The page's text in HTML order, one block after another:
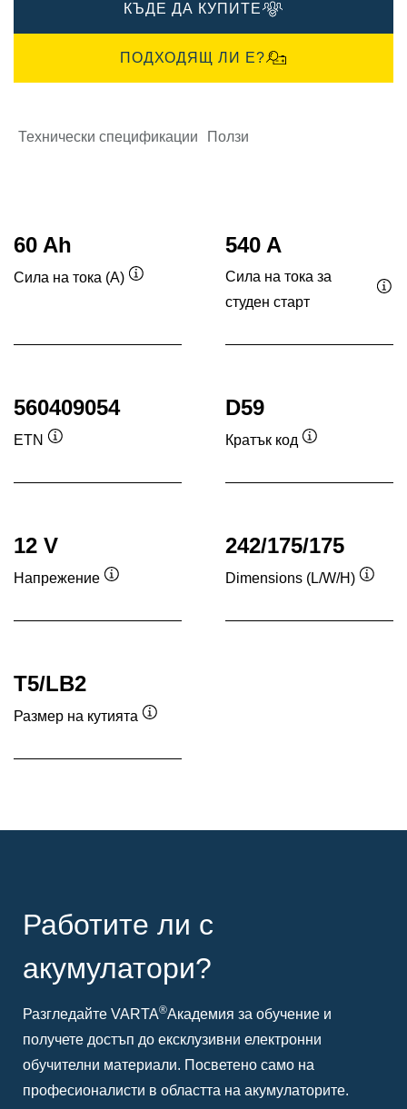
КЪДЕ ДА КУПИТЕ
ПОДХОДЯЩ ЛИ Е?
Технически спецификации Ползи
60 Ah
Сила на тока (A)
540 A
Сила на тока за
студен старт
560409054
ETN
D59
Кратък код
12 V
Напрежение
242/175/175
Dimensions (L/W/H)
T5/LB2
Размер на кутията
Работите ли с
акумулатори?
Разгледайте VARTA®Академия за обучение и
получете достъп до ексклузивни електронни
обучителни материали. Посветено само на
професионалисти в областта на акумулаторите.